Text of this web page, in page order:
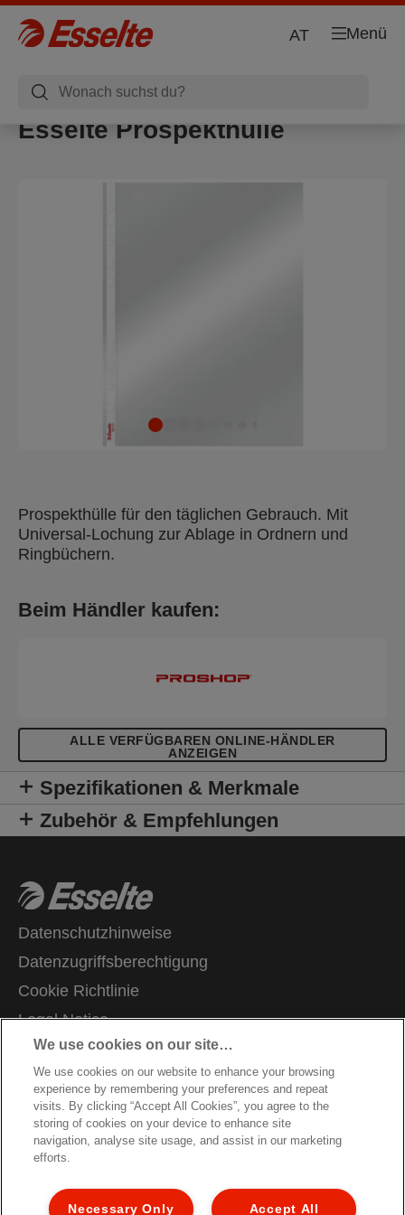
Menü
AT
Esselte Prospekthülle
Prospekthülle für den täglichen Gebrauch. Mit
Universal-Lochung zur Ablage in Ordnern und
Ringbüchern.
Beim Händler kaufen:
ALLE VERFÜGBAREN ONLINE-HÄNDLER
ANZEIGEN
Spezifikationen & Merkmale
Zubehör & Empfehlungen
Datenschutzhinweise
Datenzugriffsberechtigung
Cookie Richtlinie
Legal Notice
Impressum
Kundenservice
Karriere
Garantie Bedingungen
Hinweise zum Verpackungsrecycling
Konformitätserklärungen
We use cookies on our site…
We use cookies on our website to enhance your browsing
experience by remembering your preferences and repeat
visits. By clicking “Accept All Cookies”, you agree to the
storing of cookies on your device to enhance site
navigation, analyse site usage, and assist in our marketing
efforts.
Accept All
Necessary Only